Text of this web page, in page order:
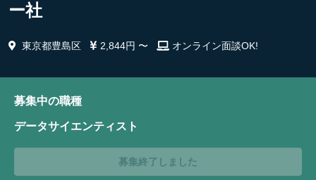
ー社
東京都豊島区 2,844円 〜 オンライン面談OK!
募集中の職種
データサイエンティスト
募集終了しました